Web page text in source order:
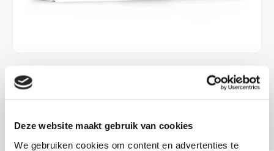
Deze website maakt gebruik van cookies
We gebruiken cookies om content en advertenties te
€11,95
Maak 5 verschillende PixelpatroontjesLees meer